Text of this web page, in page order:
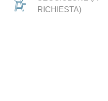
RICHIESTA)